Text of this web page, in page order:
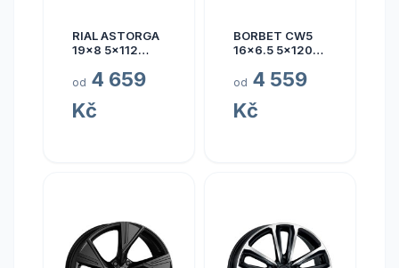
RIAL ASTORGA
19x8 5x112
od 4 659
Kč
BORBET CW5
16x6.5 5x120
od 4 559
Kč